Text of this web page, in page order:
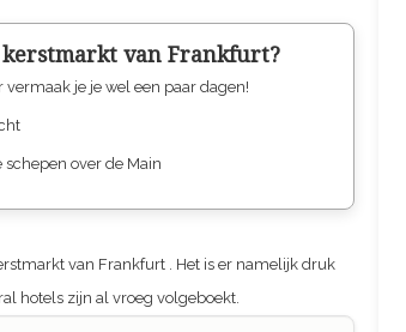
kerstmarkt van Frankfurt?
je je wel een paar dagen!
over de Main
van Frankfurt . Het is er namelijk druk
hotels zijn al vroeg volgeboekt.